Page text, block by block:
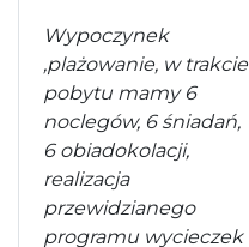
Wypoczynek
,plażowanie, w trakcie
pobytu mamy 6
noclegów, 6 śniadań,
6 obiadokolacji,
realizacja
przewidzianego
programu wycieczek